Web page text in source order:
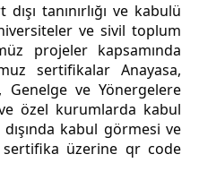
tanınırlığı ve kabulü
ve sivil toplum
projeler kapsamında
sertifikalar Anayasa,
Genelge ve Yönergelere
özel kurumlarda kabul
kabul görmesi ve
üzerine qr code